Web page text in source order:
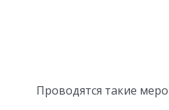
Проводятся такие